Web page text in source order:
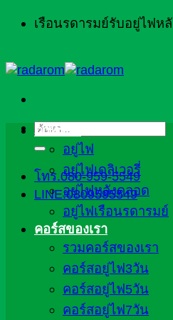
ข้าม
ยัง
เรือนรดารมย์รับอยู่ไฟ
ค้นหา:
โทร.080-959-5549
LINE:0809595549
ภาพรวม
อยู่ไฟ
อยู่ไฟเดลิเวอรี่
อยู่ไฟหลังคลอด
อยู่ไฟเรือนรดารมย์
คอร์สของเรา
รวมคอร์สของเรา
คอร์สอยู่ไฟ3วัน
คอร์สอยู่ไฟ5วัน
คอร์สอยู่ไฟ7วัน